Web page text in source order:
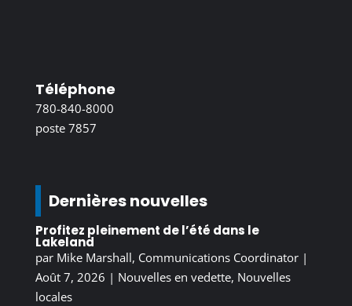
Téléphone
780-840-8000
poste 7857
Dernières nouvelles
Profitez pleinement de l’été dans le
Lakeland
par Mike Marshall, Communications Coordinator|
Août 7, 2026 | Nouvelles en vedette, Nouvelles
locales